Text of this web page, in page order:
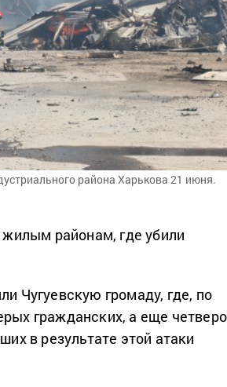
района Харькова 21 июня.
районам, где убили
Чугуевскую громаду, где, по
гражданских, а еще четверо
в результате этой атаки